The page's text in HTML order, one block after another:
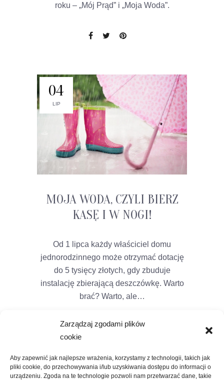
Zarządzaj zgodami plików
cookie
Aby zapewnić jak najlepsze wrażenia, korzystamy z technologii, takich jak
pliki cookie, do przechowywania i/lub uzyskiwania dostępu do informacji o
urządzeniu. Zgoda na te technologie pozwoli nam przetwarzać dane, takie
roku – „Mój Prąd” i „Moja Woda”.
04
LIP
MOJA WODA, CZYLI BIERZ
KASĘ I W NOGI!
Od 1 lipca każdy właściciel domu
jednorodzinnego może otrzymać dotację
do 5 tysięcy złotych, gdy zbuduje
instalację zbierającą deszczówkę. Warto
brać? Warto, ale…